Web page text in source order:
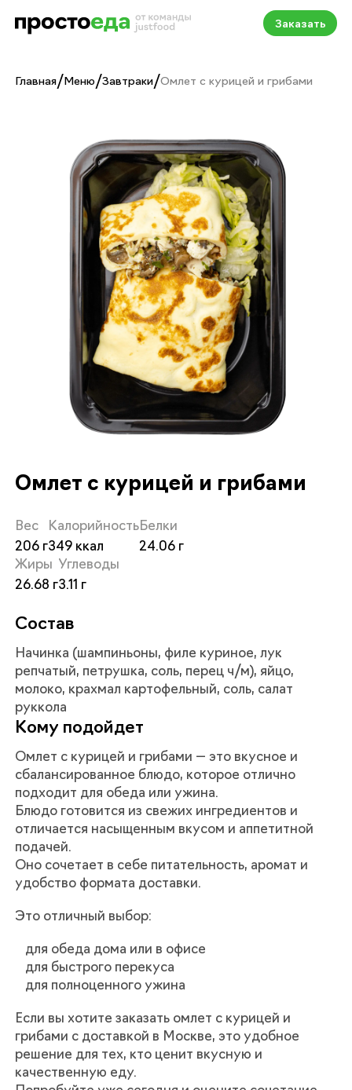
Заказать
Главная/Меню/Завтраки/Омлет с курицей и грибами
Омлет с курицей и
Омлет с курицей и грибами
Вес
206
Калорийность
349
Белки
24.06
Жиры
26.68
Углеводы
3.11
Состав
Начинка (шампиньоны, филе куриное, лук
репчатый, петрушка, соль, перец ч/м), яйцо,
молоко, крахмал картофельный, соль, салат
руккола
Кому подойдет
Омлет с курицей и грибами — это вкусное и
сбалансированное блюдо, которое отлично
подходит для обеда или ужина.
Блюдо готовится из свежих ингредиентов и
отличается насыщенным вкусом и аппетитной
подачей.
Оно сочетает в себе питательность, аромат и
удобство формата доставки.
Это отличный выбор:
для обеда дома или в офисе
для быстрого перекуса
для полноценного ужина
Если вы хотите заказать омлет с курицей и
грибами с доставкой в Москве, это удобное
решение для тех, кто ценит вкусную и
качественную еду.